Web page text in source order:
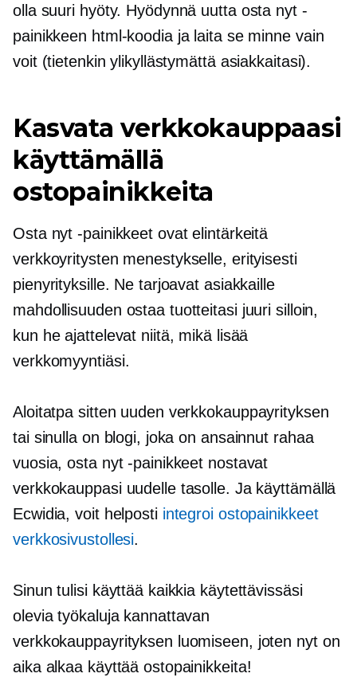
olla suuri hyöty. Hyödynnä uutta osta nyt -
painikkeen html-koodia ja laita se minne vain
voit (tietenkin ylikyllästymättä asiakkaitasi).
Kasvata verkkokauppaasi
käyttämällä
ostopainikkeita
Osta nyt -painikkeet ovat elintärkeitä
verkkoyritysten menestykselle, erityisesti
pienyrityksille. Ne tarjoavat asiakkaille
mahdollisuuden ostaa tuotteitasi juuri silloin,
kun he ajattelevat niitä, mikä lisää
verkkomyyntiäsi.
Aloitatpa sitten uuden verkkokauppayrityksen
tai sinulla on blogi, joka on ansainnut rahaa
vuosia, osta nyt -painikkeet nostavat
verkkokauppasi uudelle tasolle. Ja käyttämällä
Ecwidia, voit helposti integroi ostopainikkeet
verkkosivustollesi.
Sinun tulisi käyttää kaikkia käytettävissäsi
olevia työkaluja kannattavan
verkkokauppayrityksen luomiseen, joten nyt on
aika alkaa käyttää ostopainikkeita!